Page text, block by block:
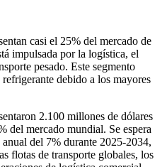
casi el 25% del mercado de
impulsada por la logística, el
pesado. Este segmento
debido a los mayores
2.100 millones de dólares
del mercado mundial. Se espera
anual del 7% durante 2025-2034,
flotas de transporte globales, los